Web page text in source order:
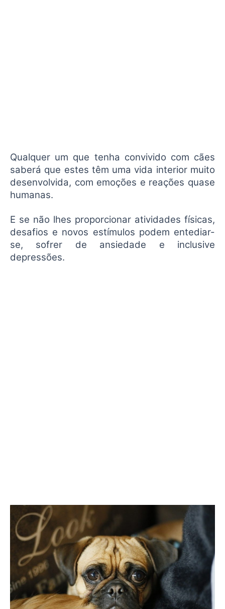
Qualquer um que tenha convivido com cães
saberá que estes têm uma vida interior muito
desenvolvida, com emoções e reações quase
humanas.
E se não lhes proporcionar atividades físicas,
desafios e novos estímulos podem entediar-
se, sofrer de ansiedade e inclusive
depressões.